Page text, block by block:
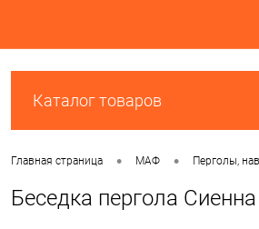
Каталог товаров
Главная страница • МАФ • Перголы,
Беседка пергола Сиенна